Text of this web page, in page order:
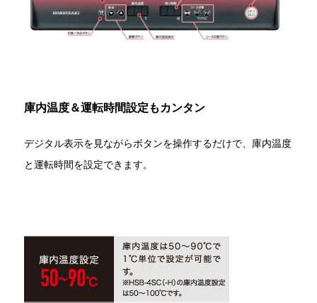
庫内温度＆運転時間設定もカンタン
デジタル表示を見ながらボタンを操作するだけで、庫内温度
と運転時間を設定できます。